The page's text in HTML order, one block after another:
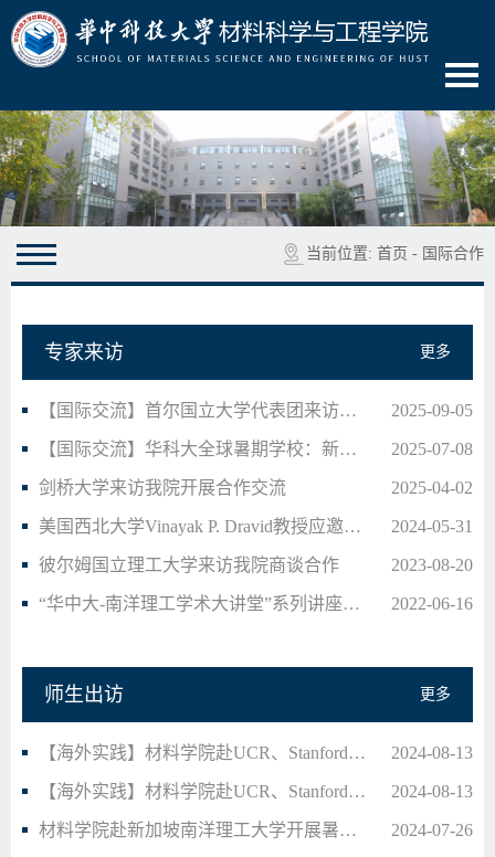
当前位置: 首页 - 国际合作
专家来访 更多
【国际交流】首尔国立大学代表团来访我院开展合作… 2025-09-05
【国际交流】华科大全球暑期学校：新材料前沿交叉… 2025-07-08
剑桥大学来访我院开展合作交流 2025-04-02
美国西北大学Vinayak P. Dravid教授应邀来访我院… 2024-05-31
彼尔姆国立理工大学来访我院商谈合作 2023-08-20
“华中大-南洋理工学术大讲堂”系列讲座材料科学… 2022-06-16
师生出访 更多
【海外实践】材料学院赴UCR、Stanford实践研学日… 2024-08-13
【海外实践】材料学院赴UCR、Stanford实践研学日… 2024-08-13
材料学院赴新加坡南洋理工大学开展暑期访学项目 2024-07-26